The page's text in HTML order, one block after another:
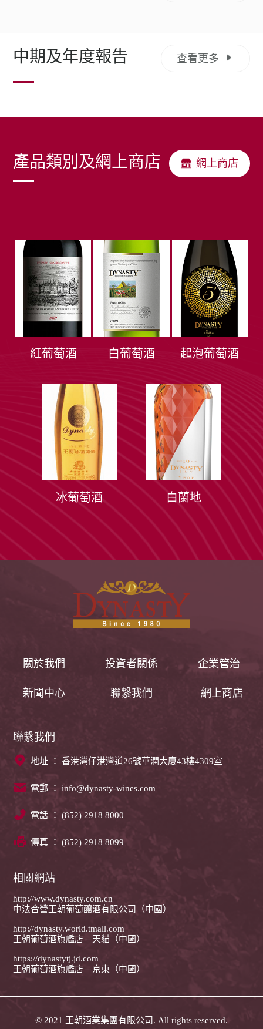
中期及年度報告 查看更多
產品類別及網上商店 網上商店
紅葡萄酒 白葡萄酒 起泡葡萄酒
冰葡萄酒 白蘭地
關於我們 投資者關係 企業管治
新聞中心 聯繫我們 網上商店
聯繫我們
地址 ： 香港灣仔港灣道26號華潤大廈43樓4309室
電郵 ：info@dynasty-wines.com
電話 ： (852) 2918 8000
傳真 ： (852) 2918 8099
相關網站
http://www.dynasty.com.cn
中法合營王朝葡萄釀酒有限公司（中國）
http://dynasty.world.tmall.com
王朝葡萄酒旗艦店－天貓（中國）
https://dynastytj.jd.com
王朝葡萄酒旗艦店－京東（中國）
© 2021 王朝酒業集團有限公司. All rights reserved.